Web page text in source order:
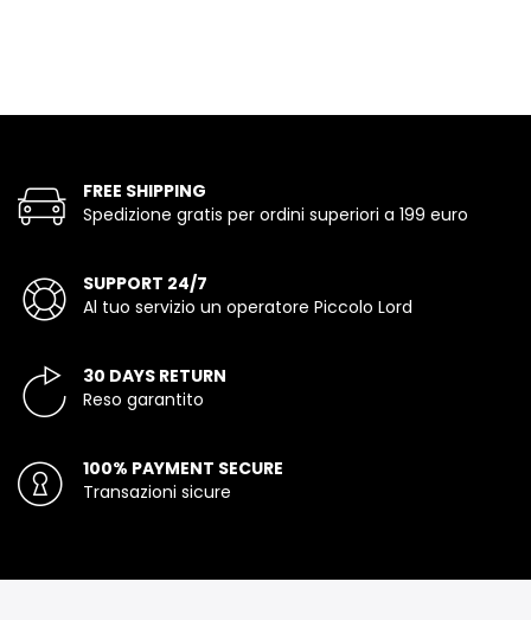
FREE SHIPPING
Spedizione gratis per ordini superiori a 199 euro
SUPPORT 24/7
Al tuo servizio un operatore Piccolo Lord
30 DAYS RETURN
Reso garantito
100% PAYMENT SECURE
Transazioni sicure